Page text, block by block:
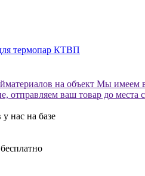
термопар КТВП
на объект Мы имеем в
отправляем ваш товар до места
нас на базе